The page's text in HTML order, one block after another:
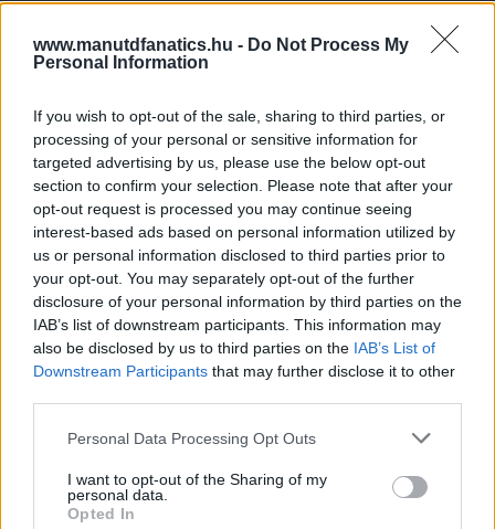
www.manutdfanatics.hu - Do Not Process My
Personal Information
If you wish to opt-out of the sale, sharing to third parties, or
processing of your personal or sensitive information for
targeted advertising by us, please use the below opt-out
section to confirm your selection. Please note that after your
opt-out request is processed you may continue seeing
interest-based ads based on personal information utilized by
us or personal information disclosed to third parties prior to
your opt-out. You may separately opt-out of the further
disclosure of your personal information by third parties on the
IAB’s list of downstream participants. This information may
also be disclosed by us to third parties on the IAB’s List of
Downstream Participants that may further disclose it to other
Please note that this website/app uses one or more Google
not limited to your visit or usage behaviour. You may click to
grant or deny consent to Google and its third-party tags to
Personal Data Processing Opt Outs
I want to opt-out of the Sharing of my
personal data.
Opted In